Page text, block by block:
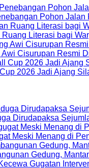
Pohon
Literasi bagi
Cisurupan Resmi
2026 Jadi Ajang
Dirudapaksa
Meski Menang di
Gedung,